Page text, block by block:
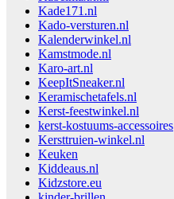
Kade171.nl
Kado-versturen.nl
Kalenderwinkel.nl
Kamstmode.nl
Karo-art.nl
KeepItSneaker.nl
Keramischetafels.nl
Kerst-feestwinkel.nl
kerst-kostuums-accessoires
Kersttruien-winkel.nl
Keuken
Kiddeaus.nl
Kidzstore.eu